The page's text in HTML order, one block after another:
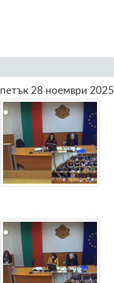
петък 28 ноември 2025